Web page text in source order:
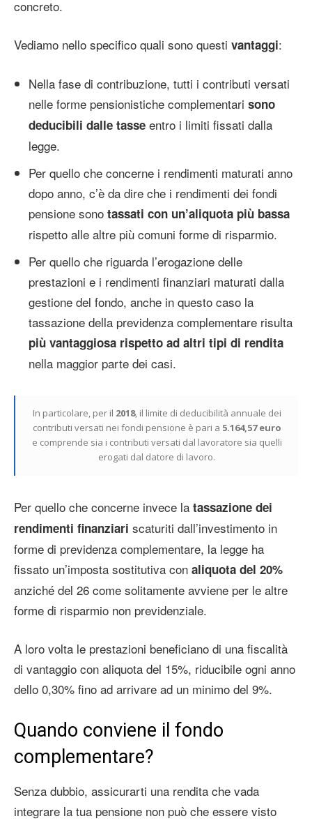
concreto.
Vediamo nello specifico quali sono questi vantaggi:
Nella fase di contribuzione, tutti i contributi versati
nelle forme pensionistiche complementari sono
deducibili dalle tasse entro i limiti fissati dalla
legge.
Per quello che concerne i rendimenti maturati anno
dopo anno, c’è da dire che i rendimenti dei fondi
pensione sono tassati con un’aliquota più bassa
rispetto alle altre più comuni forme di risparmio.
Per quello che riguarda l’erogazione delle
prestazioni e i rendimenti finanziari maturati dalla
gestione del fondo, anche in questo caso la
tassazione della previdenza complementare risulta
più vantaggiosa rispetto ad altri tipi di rendita
nella maggior parte dei casi.
In particolare, per il 2018, il limite di deducibilità annuale dei
contributi versati nei fondi pensione è pari a 5.164,57 euro
e comprende sia i contributi versati dal lavoratore sia quelli
erogati dal datore di lavoro.
Per quello che concerne invece la tassazione dei
rendimenti finanziari scaturiti dall’investimento in
forme di previdenza complementare, la legge ha
fissato un’imposta sostitutiva con aliquota del 20%
anziché del 26 come solitamente avviene per le altre
forme di risparmio non previdenziale.
A loro volta le prestazioni beneficiano di una fiscalità
di vantaggio con aliquota del 15%, riducibile ogni anno
dello 0,30% fino ad arrivare ad un minimo del 9%.
Quando conviene il fondo
complementare?
Senza dubbio, assicurarti una rendita che vada
integrare la tua pensione non può che essere visto